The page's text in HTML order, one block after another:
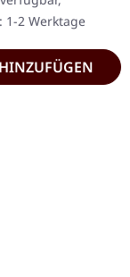
mit 12-seitigem
1-2 Werktage
HINZUFÜGEN